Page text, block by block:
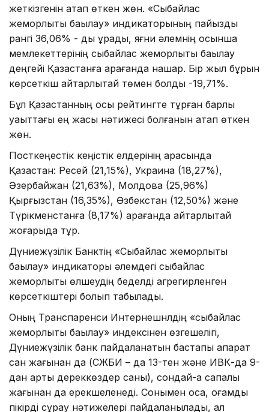
жеткізгенін атап өткен жөн. «Сыбайлас
жемқорлықты бақылау» индикаторының пайыздық
рангі 36,06% - ды құрады, яғни әлемнің осынша
мемлекеттерінің сыбайлас жемқорлықты бақылау
деңгейі Қазақстанға қарағанда нашар. Бір жыл бұрын
көрсеткіш айтарлықтай төмен болды -19,71%.
Бұл Қазақстанның осы рейтингте тұрған барлық
уақыттағы ең жақсы нәтижесі болғанын атап өткен
жөн.
Посткеңестік кеңістік елдерінің арасында
Қазақстан: Ресей (21,15%), Украина (18,27%),
Әзербайжан (21,63%), Молдова (25,96%)
Қырғызстан (16,35%), Өзбекстан (12,50%) және
Түрікменстанға (8,17%) қарағанда айтарлықтай
жоғарыда тұр.
Дүниежүзілік Банктің «Сыбайлас жемқорлықты
бақылау» индикаторы әлемдегі сыбайлас
жемқорлықты өлшеудің беделді агрегирленген
көрсеткіштері болып табылады.
Оның Транспаренси Интернешнлдің «сыбайлас
жемқорлықты бақылау» индексінен өзгешелігі,
Дүниежүзілік банк пайдаланатын бастапқы ақпарат
сан жағынан да (СЖБИ – да 13-тен және ИВК-да 9-
дан артық дереккөздер саны), сондай-ақ сапалық
жағынан да ерекшеленеді. Сонымен қоса, қоғамдық
пікірді сұрау нәтижелері пайдаланылады, ал